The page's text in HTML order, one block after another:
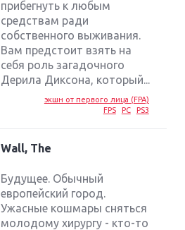
прибегнуть к любым
средствам ради
собственного выживания.
Вам предстоит взять на
себя роль загадочного
Дерила Диксона, который...
экшн от первого лица (FPA)
FPS
PC PS3
Wall, The
Будущее. Обычный
европейский город.
Ужасные кошмары сняться
молодому хирургу - кто-то